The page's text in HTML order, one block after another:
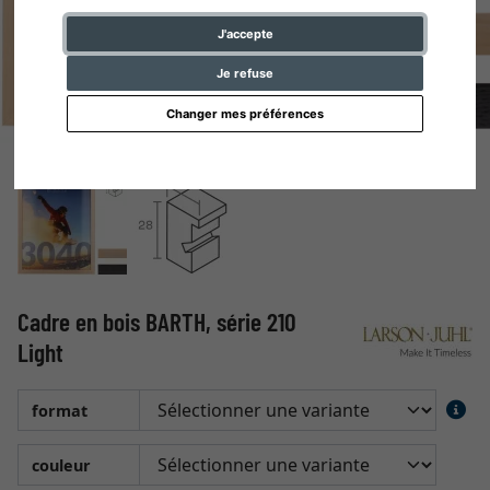
J'accepte
Je refuse
Changer mes préférences
Cadre en bois BARTH, série 210
Light
format
couleur